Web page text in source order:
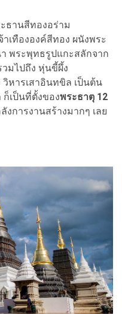
ธานสีทองอร่าม
เทืององค์สีทอง ผนังพระ
พระพุทธรูปแกะสลักจาก
วมไปถึง หุ่นขี้ผึ้ง
วิหารเสาอินทขิล เป็นต้น
เป็นที่ตั้งของพระธาตุ 12
การงานสร้างมากๆ เลย